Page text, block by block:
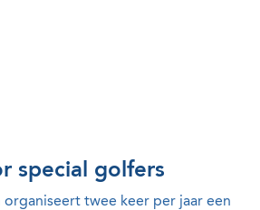
special golfers
twee keer per jaar een